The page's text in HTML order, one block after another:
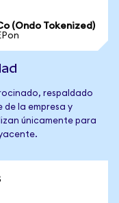
(Ondo Tokenized)
respaldado
de la empresa y
únicamente para